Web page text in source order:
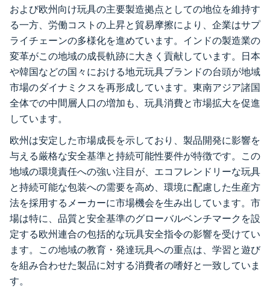
および欧州向け玩具の主要製造拠点としての地位を維持す
る一方、労働コストの上昇と貿易摩擦により、企業はサプ
ライチェーンの多様化を進めています。インドの製造業の
変革がこの地域の成長軌跡に大きく貢献しています。日本
や韓国などの国々における地元玩具ブランドの台頭が地域
市場のダイナミクスを再形成しています。東南アジア諸国
全体での中間層人口の増加も、玩具消費と市場拡大を促進
しています。
欧州は安定した市場成長を示しており、製品開発に影響を
与える厳格な安全基準と持続可能性要件が特徴です。この
地域の環境責任への強い注目が、エコフレンドリーな玩具
と持続可能な包装への需要を高め、環境に配慮した生産方
法を採用するメーカーに市場機会を生み出しています。市
場は特に、品質と安全基準のグローバルベンチマークを設
定する欧州連合の包括的な玩具安全指令の影響を受けてい
ます。この地域の教育・発達玩具への重点は、学習と遊び
を組み合わせた製品に対する消費者の嗜好と一致していま
す。